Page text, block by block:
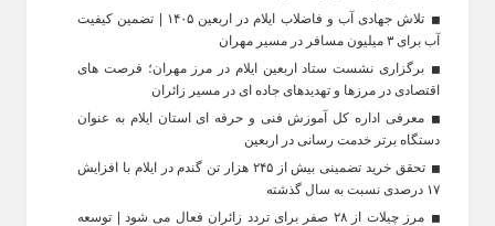
تلاش جهادی آب و فاضلاب ایلام در اربعین ۱۴۰۵ | تضمین کیفیت
آب برای ۳ میلیون مسافر در مسیر مهران
برگزاری نشست ستاد اربعین ایلام در مرز مهران؛ فرصت‌ های
اقتصادی در مرزها و تهدیدهای جاده‌ ای در مسیر زائران
معرفی اداره کل آموزش فنی و حرفه‌ ای استان ایلام به‌ عنوان
دستگاه برتر خدمت‌ رسانی در اربعین
تحقق خرید تضمینی بیش از ۲۴۵ هزار تن گندم در ایلام با افزایش
۱۷ درصدی نسبت به سال گذشته
مرز چیلات از ۲۸ صفر برای تردد زائران فعال می‌ شود | توسعه